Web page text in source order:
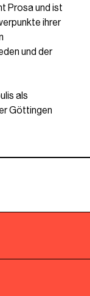
Prosa und ist
ihrer
und der
als
Göttingen